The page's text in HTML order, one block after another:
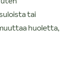
tai
huoletta,